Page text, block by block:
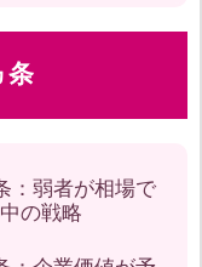
条
：弱者が相場で
の戦略